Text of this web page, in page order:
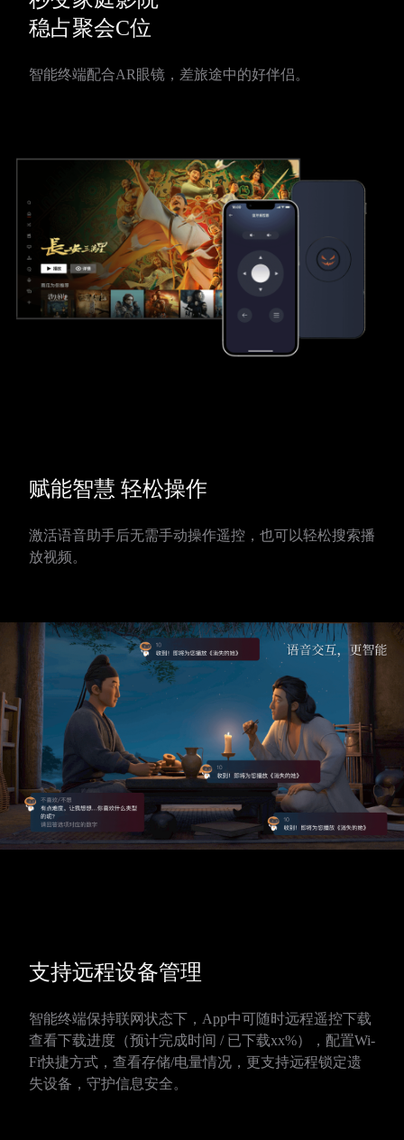
稳占聚会C位
智能终端配合AR眼镜，差旅途中的好伴侣。
赋能智慧 轻松操作
激活语音助手后无需手动操作遥控，也可以轻松搜索播
放视频。
支持远程设备管理
智能终端保持联网状态下，App中可随时远程遥控下载
查看下载进度（预计完成时间 / 已下载xx%），配置Wi-
Fi快捷方式，查看存储/电量情况，更支持远程锁定遗
失设备，守护信息安全。